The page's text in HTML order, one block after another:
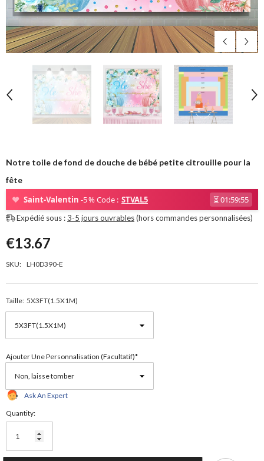
Notre toile de fond de douche de bébé petite citrouille pour la
fête
❤ Saint-Valentin -5 % Code : STVAL5 ⏳01:59:54
Expédié sous :3-5 jours ouvrables(hors commandes personnalisées)
€13.67
SKU: LH0D390-E
Taille: 5X3FT(1.5X1M)
Ajouter Une Personnalisation (facultatif)*
Ask An Expert
Quantity: